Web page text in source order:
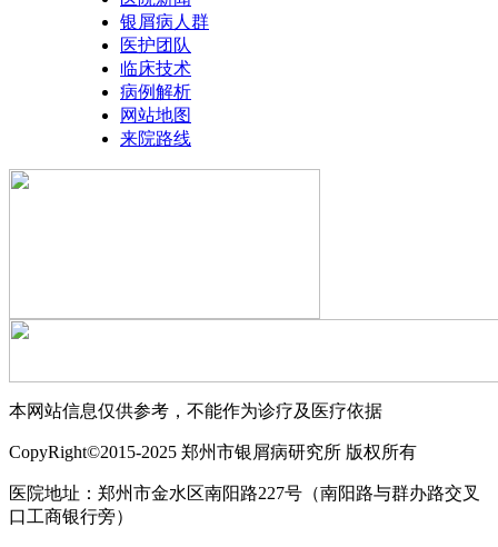
银屑病人群
医护团队
临床技术
病例解析
网站地图
来院路线
本网站信息仅供参考，不能作为诊疗及医疗依据
CopyRight©2015-2025 郑州市银屑病研究所 版权所有
医院地址：郑州市金水区南阳路227号（南阳路与群办路交叉
口工商银行旁）